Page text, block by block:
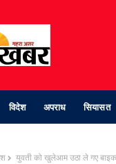
विदेश अपराध सियासत
युवती को खुलेआम उठा ले गए बाइक